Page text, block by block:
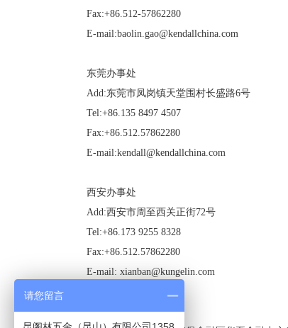
Fax:+86.512-57862280
E-mail:baolin.gao@kendallchina.com
东莞办事处
Add:东莞市凤岗镇天堂围村长盛路6号
Tel:+86.135 8497 4507
Fax:+86.512.57862280
E-mail:kendall@kendallchina.com
西安办事处
Add:西安市周至西关正街72号
Tel:+86.173 9255 8328
Fax:+86.512.57862280
E-mail: xianban@kungelin.com
天津办事处
请您留言